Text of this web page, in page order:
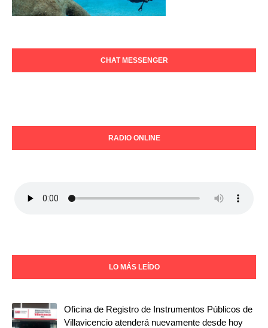
CHAT MESSENGER
RADIO ONLINE
LO MÁS LEÍDO
Oficina de Registro de Instrumentos Públicos de
Villavicencio atenderá nuevamente desde hoy